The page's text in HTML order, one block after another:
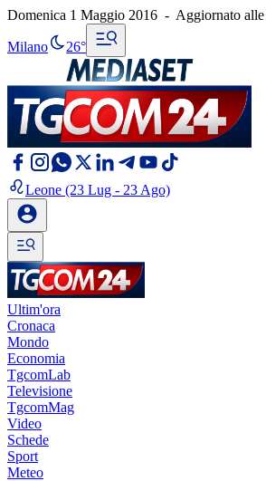
Domenica 1 Maggio 2016 - Aggiornato alle
Milano 26°
Leone (23 Lug - 23 Ago)
Ultim'ora
Cronaca
Mondo
Economia
TgcomLab
Televisione
TgcomMag
Video
Schede
Sport
Meteo